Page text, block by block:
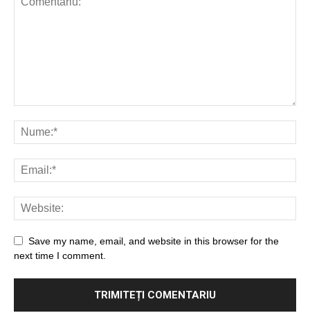
Save my name, email, and website in this browser for the
next time I comment.